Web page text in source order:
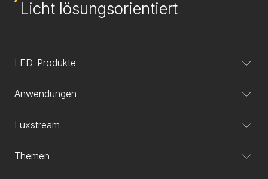
Licht lösungsorientiert
LED-Produkte
Anwendungen
Luxstream
Themen